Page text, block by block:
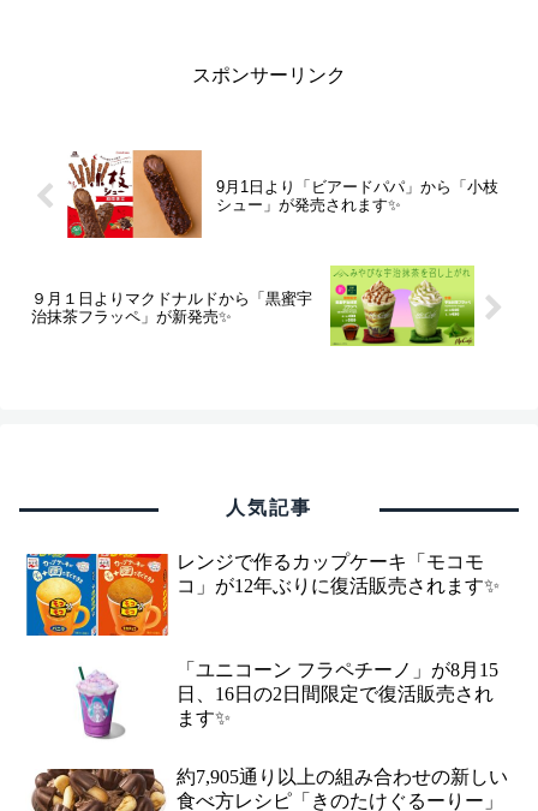
スポンサーリンク
9月1日より「ビアードパパ」から「小枝
シュー」が発売されます✨
９月１日よりマクドナルドから「黒蜜宇
治抹茶フラッペ」が新発売✨
人気記事
レンジで作るカップケーキ「モコモ
コ」が12年ぶりに復活販売されます✨
「ユニコーン フラペチーノ」が8月15
日、16日の2日間限定で復活販売され
ます✨
約7,905通り以上の組み合わせの新しい
食べ方レシピ「きのたけぐるーりー」